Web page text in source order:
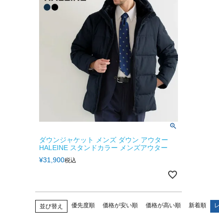
ダウンジャケット メンズ ダウン アウター
HALEINE スタンドカラー メンズアウター
¥31,900税込
並び替え 優先度順 価格が安い順 価格が高い順 新着順